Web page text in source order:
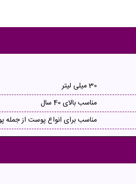
30 میلی لیتر
مناسب بالای 40 سال
مناسب برای انواع پوست از